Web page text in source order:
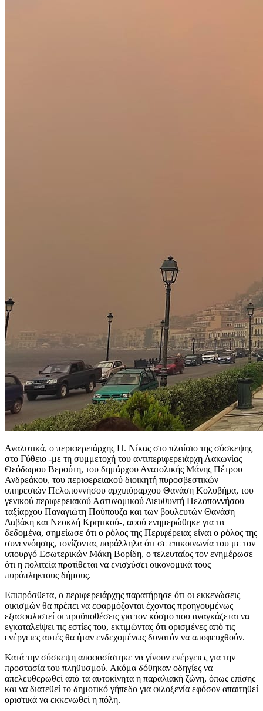
Αναλυτικά, ο περιφερειάρχης Π. Νίκας στο πλαίσιο της σύσκεψης
στο Γύθειο -με τη συμμετοχή του αντιπεριφερειάρχη Λακωνίας
Θεόδωρου Βερούτη, του δημάρχου Ανατολικής Μάνης Πέτρου
Ανδρεάκου, του περιφερειακού διοικητή πυροσβεστικών
υπηρεσιών Πελοποννήσου αρχιπύραρχου Θανάση Κολυβήρα, του
γενικού περιφερειακού Αστυνομικού Διευθυντή Πελοποννήσου
ταξίαρχου Παναγιώτη Πούπουζα και των βουλευτών Θανάση
Δαβάκη και Νεοκλή Κρητικού-, αφού ενημερώθηκε για τα
δεδομένα, σημείωσε ότι ο ρόλος της Περιφέρειας είναι ο ρόλος της
συνεννόησης, τονίζοντας παράλληλα ότι σε επικοινωνία του με τον
υπουργό Εσωτερικών Μάκη Βορίδη, ο τελευταίος τον ενημέρωσε
ότι η πολιτεία προτίθεται να ενισχύσει οικονομικά τους
πυρόπληκτους δήμους.
Επιπρόσθετα, ο περιφερειάρχης παρατήρησε ότι οι εκκενώσεις
οικισμών θα πρέπει να εφαρμόζονται έχοντας προηγουμένως
εξασφαλιστεί οι προϋποθέσεις για τον κόσμο που αναγκάζεται να
εγκαταλείψει τις εστίες του, εκτιμώντας ότι ορισμένες από τις
ενέργειες αυτές θα ήταν ενδεχομένως δυνατόν να αποφευχθούν.
Κατά την σύσκεψη αποφασίστηκε να γίνουν ενέργειες για την
προστασία του πληθυσμού. Ακόμα δόθηκαν οδηγίες να
απελευθερωθεί από τα αυτοκίνητα η παραλιακή ζώνη, όπως επίσης
και να διατεθεί το δημοτικό γήπεδο για φιλοξενία εφόσον απαιτηθεί
οριστικά να εκκενωθεί η πόλη.